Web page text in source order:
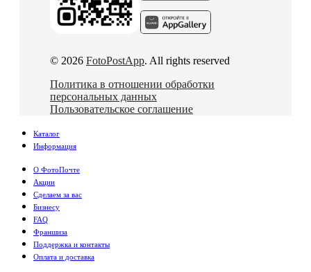
© 2026 FotoPostApp. All rights reserved
Политика в отношении обработки
персональных данных
Пользовательское соглашение
Каталог
Информация
О ФотоПочте
Акции
Сделаем за вас
Бизнесу
FAQ
Франшиза
Поддержка и контакты
Оплата и доставка